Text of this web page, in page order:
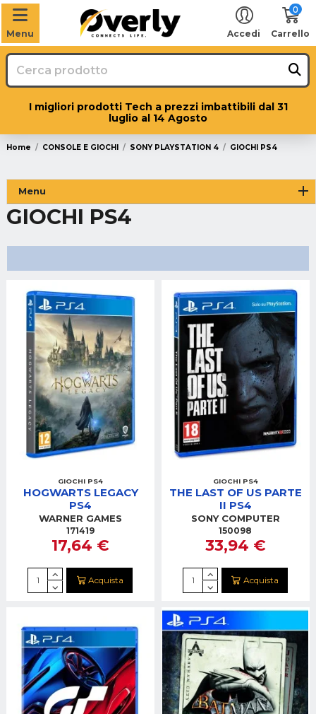
Menu Accedi
0
Carrello
I migliori prodotti Tech a prezzi imbattibili dal 31
luglio al 14 Agosto
Home CONSOLE E GIOCHI SONY PLAYSTATION 4 GIOCHI PS4
GIOCHI PS4
GIOCHI PS4
HOGWARTS LEGACY
PS4
WARNER GAMES
171419
17,64 €
Acquista
GIOCHI PS4
THE LAST OF US PARTE
II PS4
SONY COMPUTER
150098
33,94 €
Acquista
Menu